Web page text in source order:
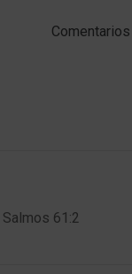
Comentarios
61:2